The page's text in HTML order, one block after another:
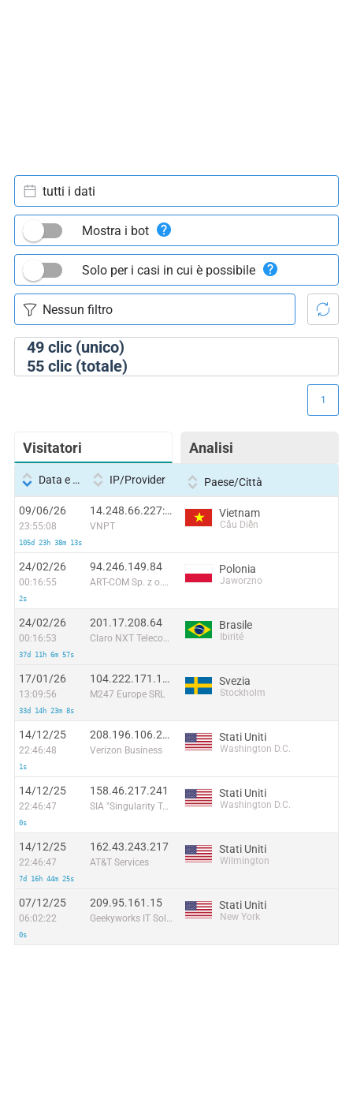
49clic (unico)
55clic (totale)
tutti i dati
Mostra i bot
Solo per i casi in cui è possibile
Visitatori Analisi
1
Data e ora IP/Provider Paese/Città
09/06/26
23:55:08
105d 23h 38m 13s
14.248.66.227:52580
VNPT
Vietnam
Cầu Diễn
24/02/26
00:16:55
2s
94.246.149.84
ART-COM Sp. z o.o. LIR
Polonia
Jaworzno
24/02/26
00:16:53
37d 11h 6m 57s
201.17.208.64
Claro NXT Telecomunicacoes Ltda
Brasile
Ibirité
17/01/26
13:09:56
33d 14h 23m 8s
104.222.171.156
M247 Europe SRL
Svezia
Stockholm
14/12/25
22:46:48
1s
208.196.106.226
Verizon Business
Stati Uniti
Washington D.C.
14/12/25
22:46:47
0s
158.46.217.241
SIA "Singularity Telecom"
Stati Uniti
Washington D.C.
14/12/25
22:46:47
7d 16h 44m 25s
162.43.243.217
AT&T Services
Stati Uniti
Wilmington
07/12/25
06:02:22
0s
209.95.161.15
Geekyworks IT Solutions Pvt Ltd
Stati Uniti
New York